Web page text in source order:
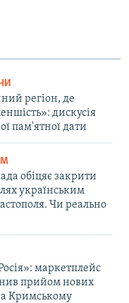
регіон, де
дискусія
пам'ятної дати
обіцяє закрити
українським
Чи реально
маркетплейс
прийом нових
Кримському